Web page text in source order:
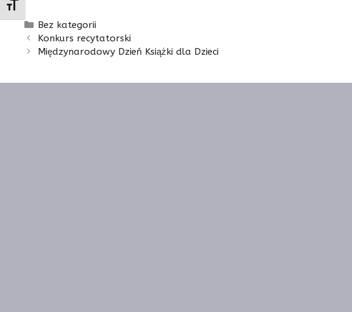
Toggle Font size
Kategorie
Bez kategorii
Konkurs recytatorski
Międzynarodowy Dzień Książki dla Dzieci